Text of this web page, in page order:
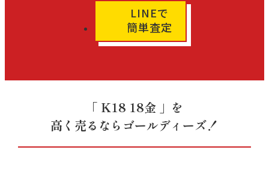
LINEで
簡単査定
「 K18 18金 」を
高く売るならゴールディーズ！